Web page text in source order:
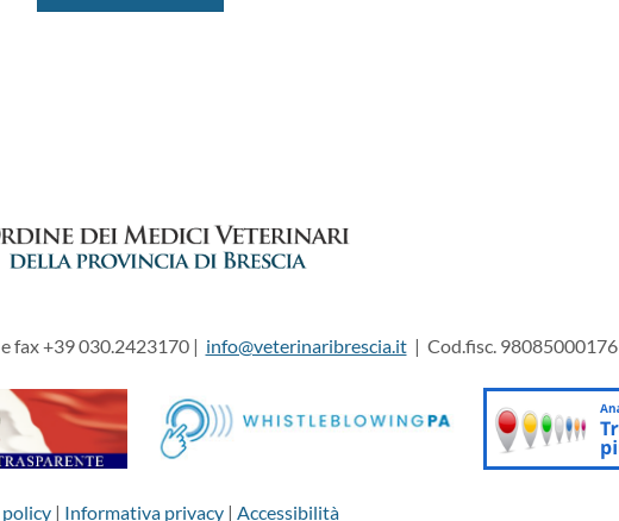
fax +39 030.2423170 | info@veterinaribrescia.it| Cod.fisc. 98085000176
| Informativa privacy| Accessibilità